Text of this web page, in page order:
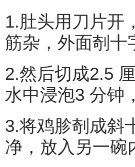
1.肚头用刀片开
筋杂，外面剞十
2.然后切成2.5
水中浸泡3 分钟
3.将鸡胗剞成斜
净，放入另一碗